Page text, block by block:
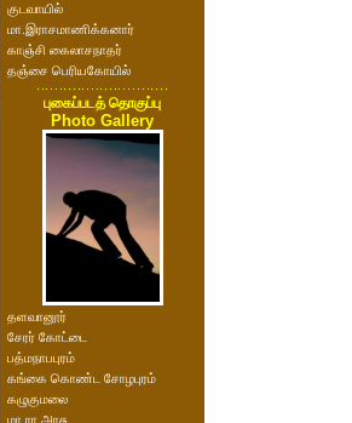
குடவாயில்
மா.இராசமாணிக்கனார்
காஞ்சி கைலாசநாதர்
தஞ்சை பெரியகோயில்
புகைப்படத் தொகுப்பு
Photo Gallery
தளவானூர்
சேரர் கோட்டை
பத்மநாபபுரம்
கங்கை கொண்ட சோழபுரம்
கழுகுமலை
மா.ரா.அரசு